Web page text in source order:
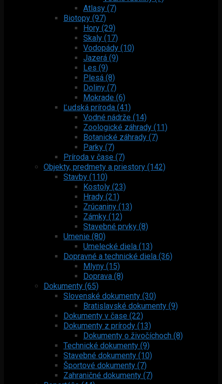
Atlasy (7)
Biotopy (97)
Hory (29)
Skaly (17)
Vodopády (10)
Jazerá (9)
Les (9)
Plesá (8)
Doliny (7)
Mokrade (6)
Ľudská príroda (41)
Vodné nádrže (14)
Zoologické záhrady (11)
Botanické záhrady (7)
Parky (7)
Príroda v čase (7)
Objekty, predmety a priestory (142)
Stavby (110)
Kostoly (23)
Hrady (21)
Zrúcaniny (13)
Zámky (12)
Stavebné prvky (8)
Umenie (80)
Umelecké diela (13)
Dopravné a technické diela (36)
Mlyny (15)
Doprava (8)
Dokumenty (65)
Slovenské dokumenty (30)
Bratislavské dokumenty (9)
Dokumenty v čase (22)
Dokumenty z prírody (13)
Dokumenty o živočíchoch (8)
Technické dokumenty (9)
Stavebné dokumenty (10)
Športové dokumenty (7)
Zahraničné dokumenty (7)